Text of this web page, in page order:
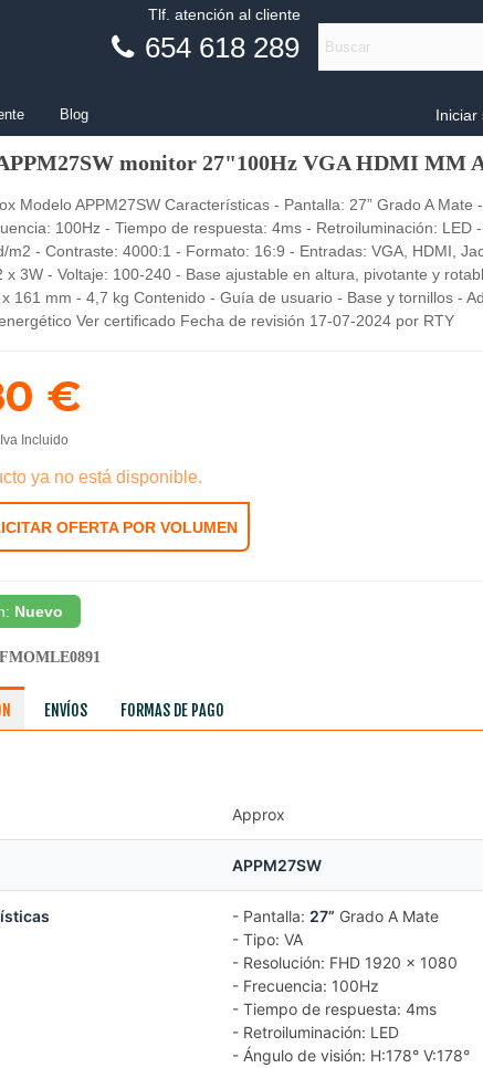
Tlf. atención al cliente
654 618 289
Blog Iniciar
monitor 27"100Hz VGA HDMI MM
Modelo APPM27SW Características - Pantalla: 27” Grado A Mate
100Hz - Tiempo de respuesta: 4ms - Retroiluminación: LED
m2 - Contraste: 4000:1 - Formato: 16:9 - Entradas: VGA, HDMI,
x 3W - Voltaje: 100-240 - Base ajustable en altura, pivotante y
161 mm - 4,7 kg Contenido - Guía de usuario - Base y tornillos -
Ver certificado Fecha de revisión 17-07-2024 por RTY
€
Iva Incluido
ya no está disponible.
OFERTA POR VOLUMEN
Nuevo
FMOMLE0891
ENVÍOS FORMAS DE PAGO
Approx
APPM27SW
- Pantalla: 27” Grado A Mate
- Tipo: VA
- Resolución: FHD 1920 x 1080
- Frecuencia: 100Hz
- Tiempo de respuesta: 4ms
- Retroiluminación: LED
- Ángulo de visión: H:178° V:178°